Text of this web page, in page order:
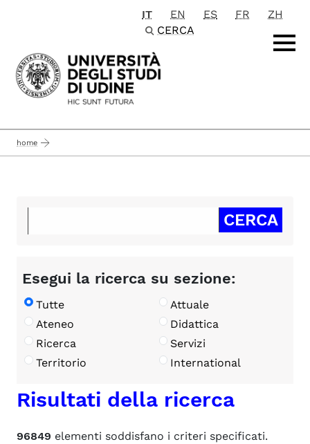
Passa al contenuto principale
IT EN ES FR
ZH
CERCA
home
Esegui la ricerca su sezione:
Tutte
Attuale
Ateneo
Didattica
Ricerca
Servizi
Territorio
International
Risultati della ricerca
96849 elementi soddisfano i criteri specificati.